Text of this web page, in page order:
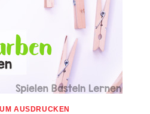
AUSDRUCKEN